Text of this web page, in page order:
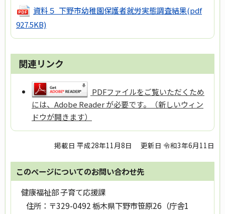
資料５ 下野市幼稚園保護者就労実態調査結果(pdf
927.5KB)
関連リンク
PDFファイルをご覧いただくため
には、Adobe Reader が必要です。（新しいウィン
ドウが開きます）
掲載日 平成28年11月8日 更新日 令和3年6月11日
このページについてのお問い合わせ先
健康福祉部 子育て応援課
住所： 〒329-0492 栃木県下野市笹原26（庁舎1